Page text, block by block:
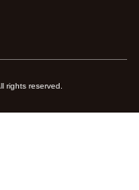
rights reserved.